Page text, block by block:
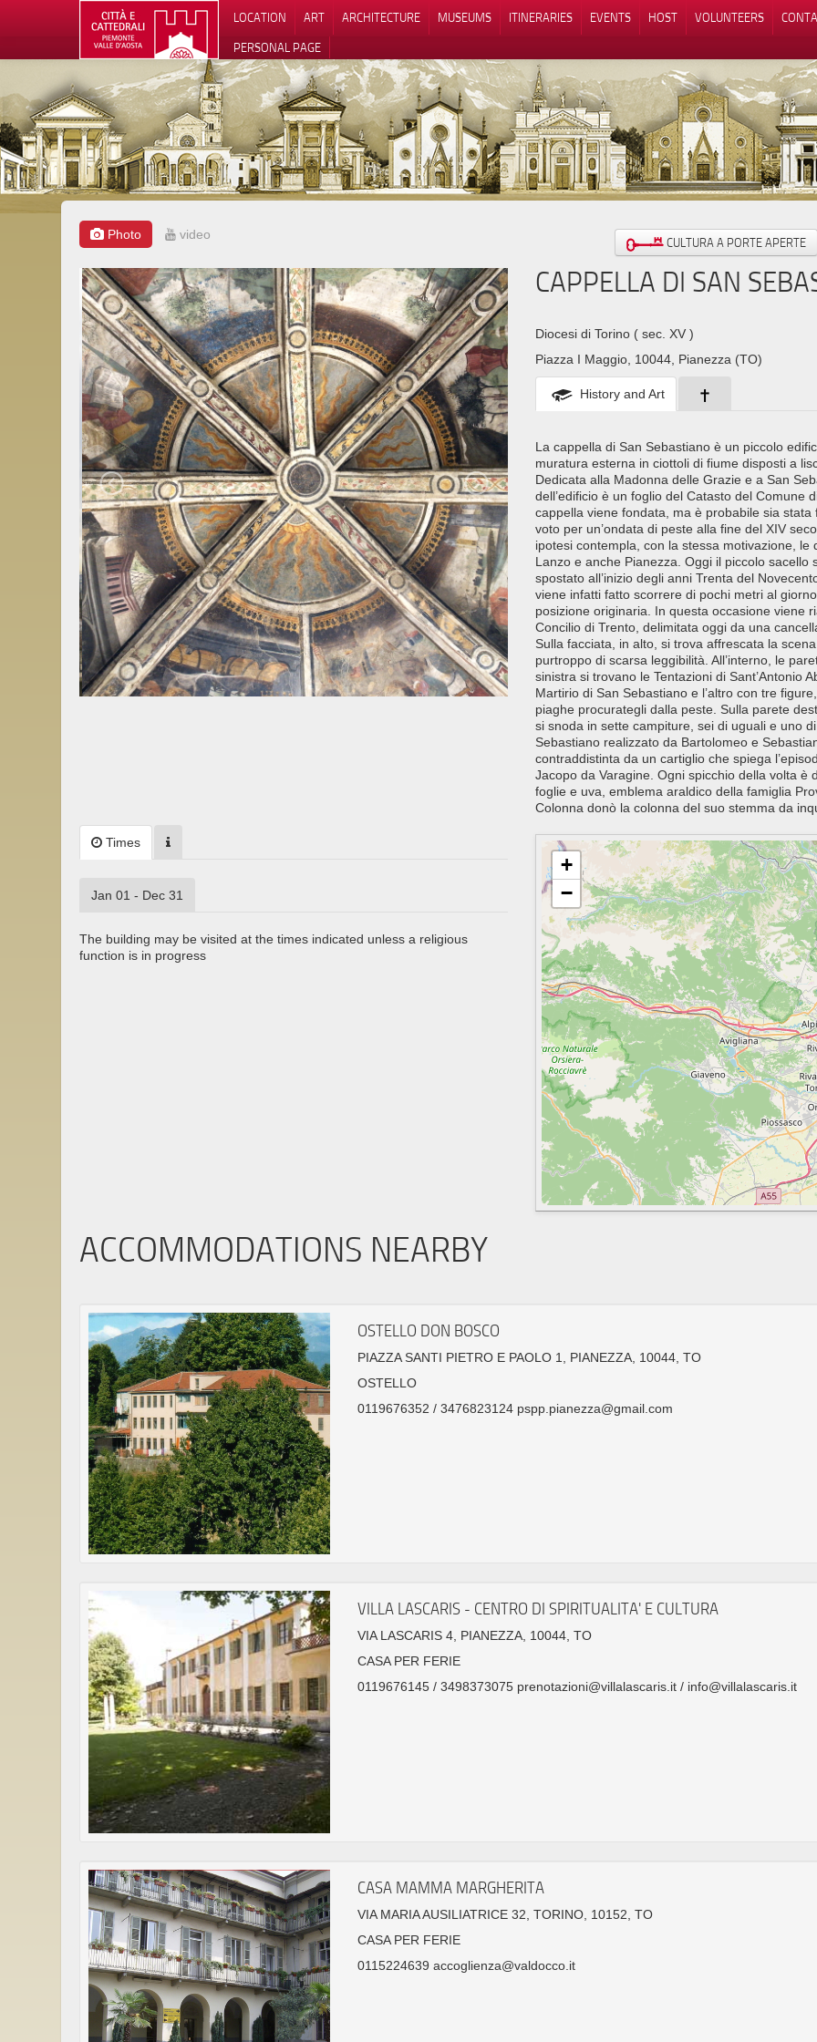
LOCATION ART ARCHITECTURE MUSEUMS ITINERARIES EVENTS HOST VOLUNTEERS
PERSONAL PAGE
Photo video CULTURA A PORTE APERTE
CAPPELLA DI SAN
Diocesi di Torino ( sec. XV )
Piazza I Maggio, 10044, Pianezza (TO)
History and Art
La cappella di San Sebastiano è un piccolo
muratura esterna in ciottoli di fiume disposti a
Dedicata alla Madonna delle Grazie e a San
dell’edificio è un foglio del Catasto del
cappella viene fondata, ma è probabile sia
voto per un’ondata di peste alla fine del XIV
ipotesi contempla, con la stessa motivazione,
Lanzo e anche Pianezza. Oggi il piccolo sacello
spostato all’inizio degli anni Trenta del
viene infatti fatto scorrere di pochi metri al
posizione originaria. In questa occasione viene
Concilio di Trento, delimitata oggi da una
Sulla facciata, in alto, si trova affrescata la
purtroppo di scarsa leggibilità. All’interno, le
sinistra si trovano le Tentazioni di Sant’Antonio
Martirio di San Sebastiano e l’altro con tre
piaghe procurategli dalla peste. Sulla parete
si snoda in sette campiture, sei di uguali e uno
Sebastiano realizzato da Bartolomeo e
contraddistinta da un cartiglio che spiega
Jacopo da Varagine. Ogni spicchio della volta
foglie e uva, emblema araldico della famiglia
Colonna donò la colonna del suo stemma da
Times
Jan 01 - Dec 31
The building may be visited at the times indicated unless a religious
function is in progress
+
−
ACCOMMODATIONS NEARBY
OSTELLO DON BOSCO
PIAZZA SANTI PIETRO E PAOLO 1, PIANEZZA, 10044, TO
OSTELLO
0119676352 / 3476823124 pspp.pianezza@gmail.com
VILLA LASCARIS - CENTRO DI SPIRITUALITA' E CULTURA
VIA LASCARIS 4, PIANEZZA, 10044, TO
CASA PER FERIE
0119676145 / 3498373075 prenotazioni@villalascaris.it / info@villalascaris.it
CASA MAMMA MARGHERITA
VIA MARIA AUSILIATRICE 32, TORINO, 10152, TO
CASA PER FERIE
0115224639 accoglienza@valdocco.it
Your Privacy Choices